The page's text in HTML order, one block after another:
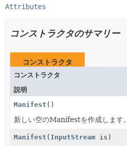
Attributes
コンストラクタのサマリー
コンストラクタ
コンストラクタ
説明
Manifest ()
新しい空のManifestを作成します。
Manifest ( InputStream is)